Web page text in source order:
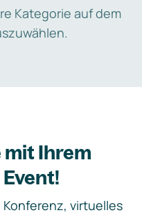
Kategorie auf dem
mit Ihrem
virtuelles